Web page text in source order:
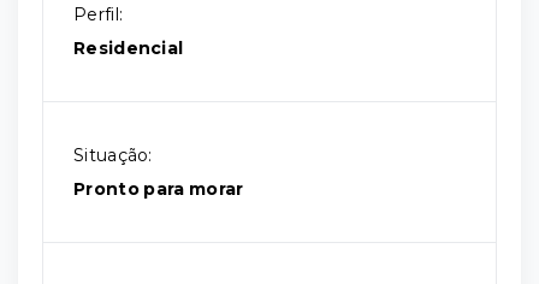
Perfil:
Residencial
Situação:
Pronto para morar